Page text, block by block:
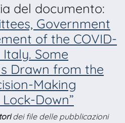
del documento:
Government
of the COVID-
Some
Drawn from the
Making
Down”
dei file delle pubblicazioni